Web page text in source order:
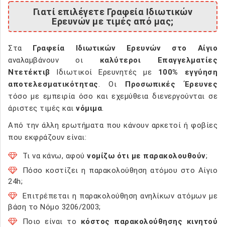
Γιατί επιλέγετε Γραφεία Ιδιωτικών
Ερευνών με τιμές από μας;
Στα Γραφεία Ιδιωτικών Ερευνών στο Αίγιο
αναλαμβάνουν οι καλύτεροι Επαγγελματίες
Ντετέκτιβ Ιδιωτικοί Ερευνητές με 100% εγγύηση
αποτελεσματικότητας. Οι Προσωπικές Έρευνες
τόσο με εμπειρία όσο και εχεμύθεια διενεργούνται σε
άριστες τιμές και νόμιμα.
Από την άλλη ερωτήματα που κάνουν αρκετοί ή φοβίες
που εκφράζουν είναι:
Τι να κάνω, αφού νομίζω ότι με παρακολουθούν;
Πόσο κοστίζει η παρακολούθηση ατόμου στο Αίγιο
24h;
Επιτρέπεται η παρακολούθηση ανηλίκων ατόμων με
βάση το Νόμο 3206/2003;
Ποιο είναι το κόστος παρακολούθησης κινητού